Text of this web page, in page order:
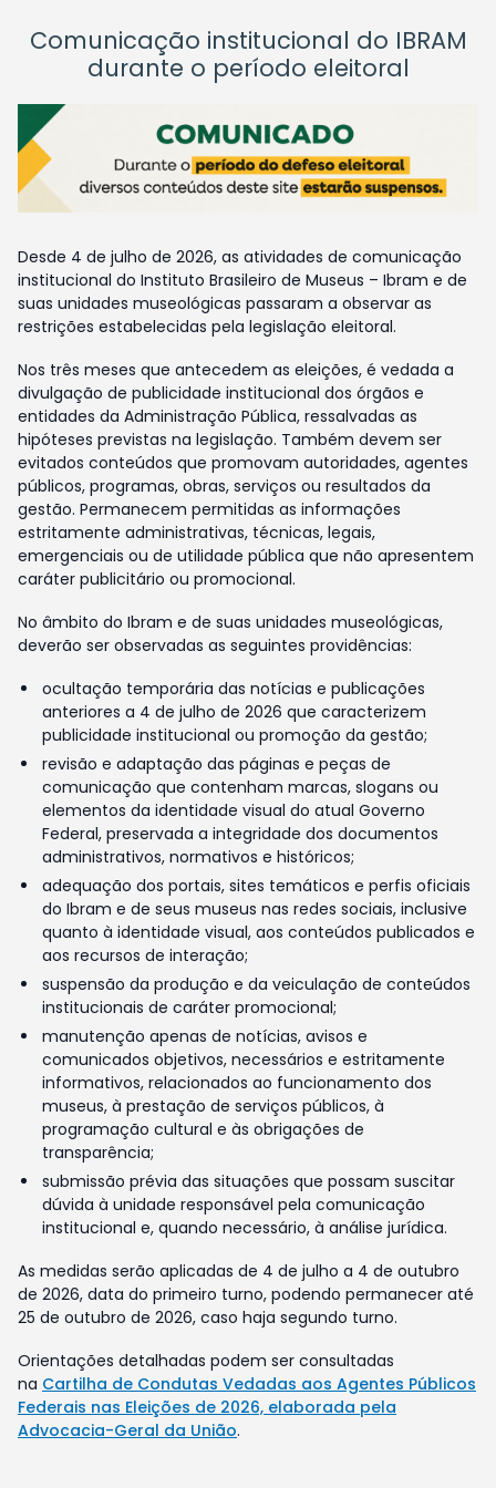
Comunicação institucional do IBRAM
durante o período eleitoral
Desde 4 de julho de 2026, as atividades de comunicação
institucional do Instituto Brasileiro de Museus – Ibram e de
suas unidades museológicas passaram a observar as
restrições estabelecidas pela legislação eleitoral.
Nos três meses que antecedem as eleições, é vedada a
divulgação de publicidade institucional dos órgãos e
entidades da Administração Pública, ressalvadas as
hipóteses previstas na legislação. Também devem ser
evitados conteúdos que promovam autoridades, agentes
públicos, programas, obras, serviços ou resultados da
gestão. Permanecem permitidas as informações
estritamente administrativas, técnicas, legais,
emergenciais ou de utilidade pública que não apresentem
caráter publicitário ou promocional.
No âmbito do Ibram e de suas unidades museológicas,
deverão ser observadas as seguintes providências:
ocultação temporária das notícias e publicações
anteriores a 4 de julho de 2026 que caracterizem
publicidade institucional ou promoção da gestão;
revisão e adaptação das páginas e peças de
comunicação que contenham marcas, slogans ou
elementos da identidade visual do atual Governo
Federal, preservada a integridade dos documentos
administrativos, normativos e históricos;
adequação dos portais, sites temáticos e perfis oficiais
do Ibram e de seus museus nas redes sociais, inclusive
quanto à identidade visual, aos conteúdos publicados e
aos recursos de interação;
suspensão da produção e da veiculação de conteúdos
institucionais de caráter promocional;
manutenção apenas de notícias, avisos e
comunicados objetivos, necessários e estritamente
informativos, relacionados ao funcionamento dos
museus, à prestação de serviços públicos, à
programação cultural e às obrigações de
transparência;
submissão prévia das situações que possam suscitar
dúvida à unidade responsável pela comunicação
institucional e, quando necessário, à análise jurídica.
As medidas serão aplicadas de 4 de julho a 4 de outubro
de 2026, data do primeiro turno, podendo permanecer até
25 de outubro de 2026, caso haja segundo turno.
Orientações detalhadas podem ser consultadas
na Cartilha de Condutas Vedadas aos Agentes Públicos
Federais nas Eleições de 2026, elaborada pela
Advocacia-Geral da União.